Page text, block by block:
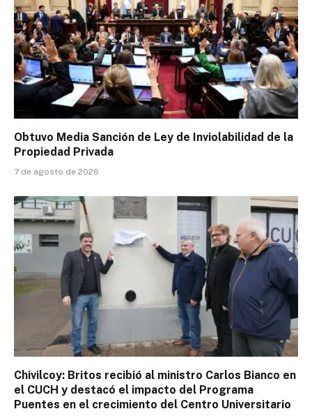
Obtuvo Media Sanción de Ley de Inviolabilidad de la
Propiedad Privada
7 de agosto de 2026
Chivilcoy: Britos recibió al ministro Carlos Bianco en
el CUCH y destacó el impacto del Programa
Puentes en el crecimiento del Centro Universitario